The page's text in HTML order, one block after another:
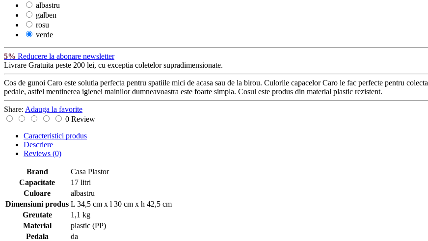
albastru
galben
rosu
verde
5% Reducere la abonare newsletter
Livrare Gratuita peste 200 lei, cu exceptia coletelor supradimensionate.
Cos de gunoi Caro este solutia perfecta pentru spatiile mici de acasa sau de la birou. Culorile capacelor Caro le fac perfecte pentru
pedale, astfel mentinerea igienei mainilor dumneavoastra este foarte simpla. Cosul este produs din material plastic rezistent.
Share: Adauga la favorite
0 Review
Caracteristici produs
Descriere
Reviews (0)
Brand
Casa Plastor
Capacitate
17 litri
Culoare
albastru
Dimensiuni produs L 34,5 cm x l 30 cm x h 42,5 cm
Greutate
1,1 kg
Material
plastic (PP)
Pedala
da